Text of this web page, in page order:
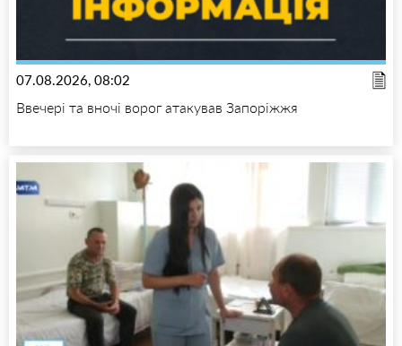
07.08.2026, 08:02
Ввечері та вночі ворог атакував Запоріжжя